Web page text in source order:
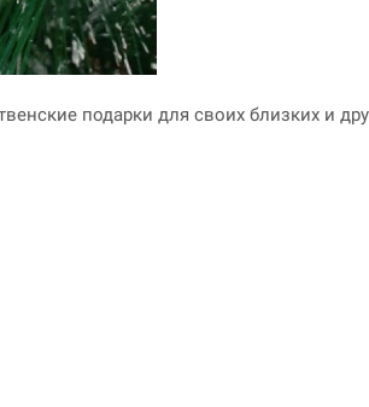
подарки для своих близких и